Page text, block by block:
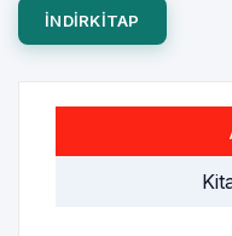
INDIRKITAP